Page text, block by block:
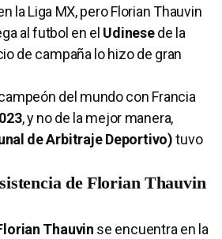
la Liga MX, pero Florian Thauvin
al futbol en el Udinesede la
de campaña lo hizo de gran
del mundo con Francia
, y no de la mejor manera,
de Arbitraje Deportivo)tuvo
de Florian Thauvin
Thauvin se encuentra en la